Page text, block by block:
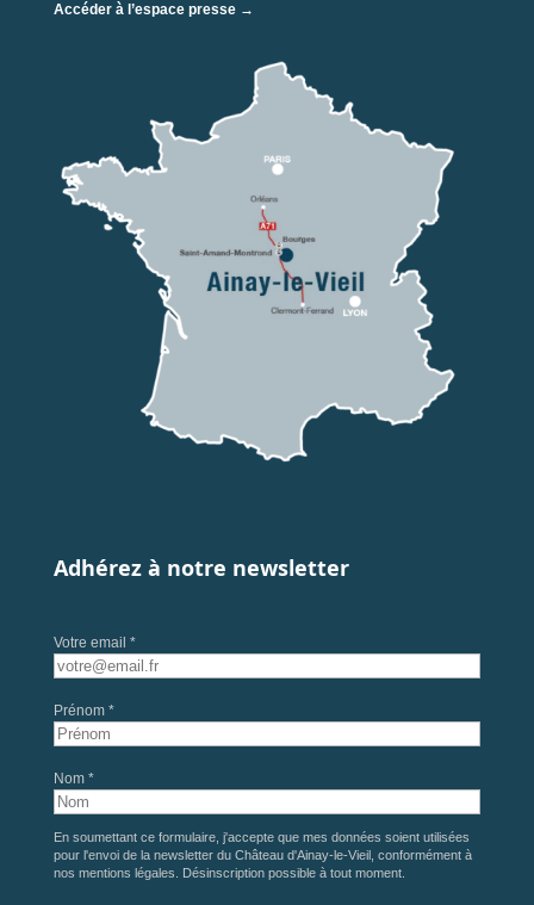
Accéder à l’espace presse →
Adhérez à notre newsletter
Votre email *
Prénom *
Nom *
En soumettant ce formulaire, j'accepte que mes données soient utilisées
pour l'envoi de la newsletter du Château d'Ainay-le-Vieil, conformément à
nos mentions légales . Désinscription possible à tout moment.